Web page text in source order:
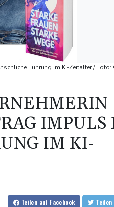
Führung im KI-Zeitalter / Foto:
IMPULS
IM KI-
Teilen auf Facebook Teilen